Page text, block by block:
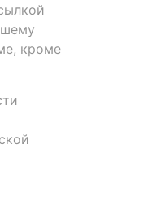
кроме